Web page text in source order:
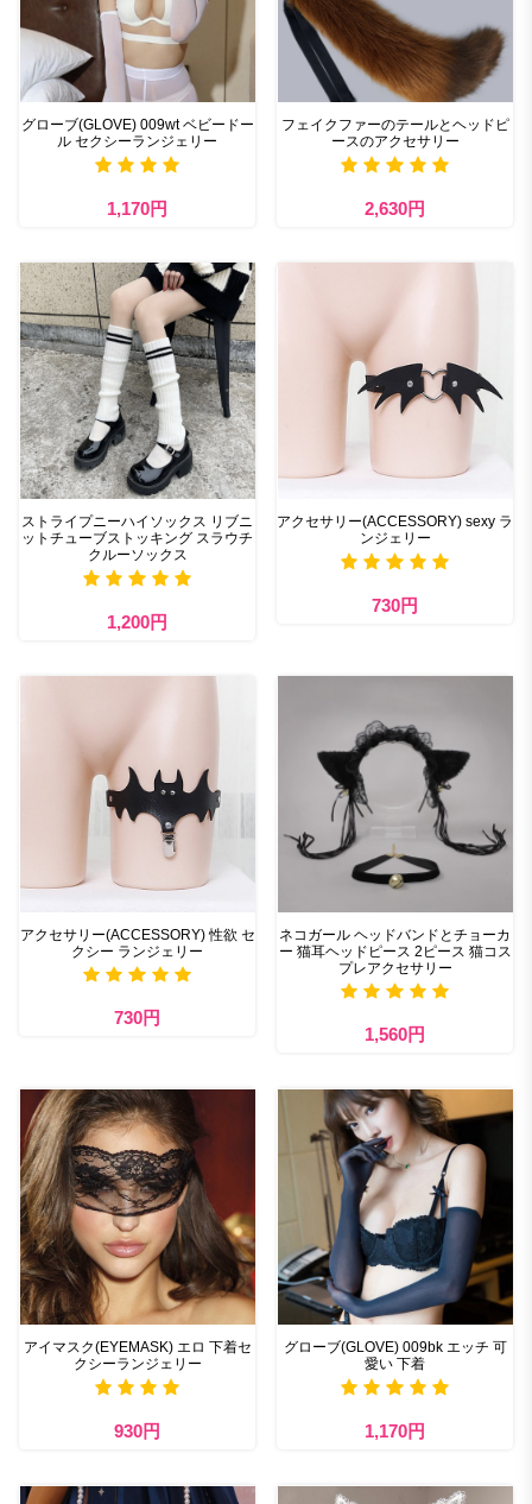
グローブ(GLOVE) 009wt ベビードー
ル セクシーランジェリー
1,170円
フェイクファーのテールとヘッドピ
ースのアクセサリー
2,630円
ストライプニーハイソックス リブニ
ットチューブストッキング スラウチ
クルーソックス
1,200円
アクセサリー(ACCESSORY) sexy ラ
ンジェリー
730円
アクセサリー(ACCESSORY) 性欲 セ
クシー ランジェリー
730円
ネコガール ヘッドバンドとチョーカ
ー 猫耳ヘッドピース 2ピース 猫コス
プレアクセサリー
1,560円
アイマスク(EYEMASK) エロ 下着セ
クシーランジェリー
930円
グローブ(GLOVE) 009bk エッチ 可
愛い 下着
1,170円